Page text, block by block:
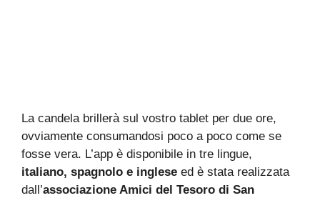
La candela brillerà sul vostro tablet per due ore,
ovviamente consumandosi poco a poco come se
fosse vera. L’app è disponibile in tre lingue,
italiano, spagnolo e inglese ed è stata realizzata
dall’associazione Amici del Tesoro di San